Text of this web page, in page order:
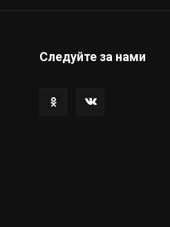
Следуйте за нами